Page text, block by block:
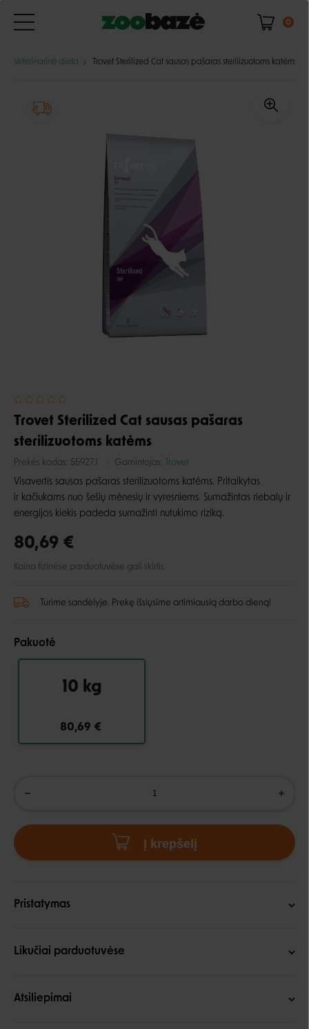
0
Veterinarinė dieta Trovet Sterilized Cat sausas pašaras sterilizuotoms katėms
Trovet Sterilized Cat sausas pašaras
sterilizuotoms katėms
Prekės kodas: 55927.1 Gamintojas: Trovet
Visavertis sausas pašaras sterilizuotoms katėms. Pritaikytas
ir kačiukams nuo šešių mėnesių ir vyresniems. Sumažintas riebalų ir
energijos kiekis padeda sumažinti nutukimo riziką.
80,69 €
Kaina fizinėse parduotuvėse gali skirtis.
Turime sandėlyje. Prekę išsiųsime artimiausią darbo dieną!
Pakuotė
10 kg
80,69 €
Į krepšelį
Pristatymas
Likučiai parduotuvėse
Atsiliepimai